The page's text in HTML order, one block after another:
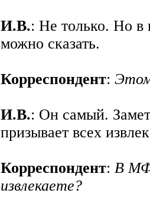
И.В.: Не только. Но в
можно сказать.
Корреспондент:
И.В.: Он самый.
призывает всех
Корреспондент: В
извлекаете?